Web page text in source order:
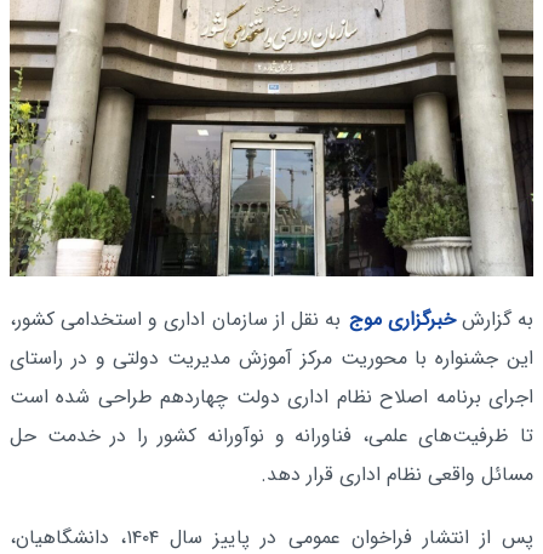
به گزارشخبرگزاری موج به نقل از سازمان اداری و استخدامی کشور،
این جشنواره با محوریت مرکز آموزش مدیریت دولتی و در راستای
اجرای برنامه اصلاح نظام اداری دولت چهاردهم طراحی شده است
تا ظرفیت‌های علمی، فناورانه و نوآورانه کشور را در خدمت حل
مسائل واقعی نظام اداری قرار دهد.
پس از انتشار فراخوان عمومی در پاییز سال ۱۴۰۴، دانشگاهیان،